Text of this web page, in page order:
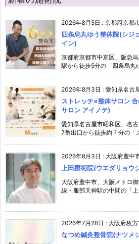
2026年8月5日 : 京都府京都
四条烏丸ゆう整体院(シジ
イン)
京都府京都市中京区、阪急
駅から徒歩5分の「四条烏丸
2026年8月3日 : 愛知県名古
ストレッチ×整体サロン
サロン アイノテ)
愛知県名古屋市昭和区、名
7番出口から徒歩約７分の「
2026年8月3日 : 大阪府豊中
上田療術院(ウエダリョウ
大阪府豊中市、大阪メトロ
線・服部天神駅の中間の「
2026年7月28日 : 大阪府枚
なつめ鍼灸整骨院(ナツメ